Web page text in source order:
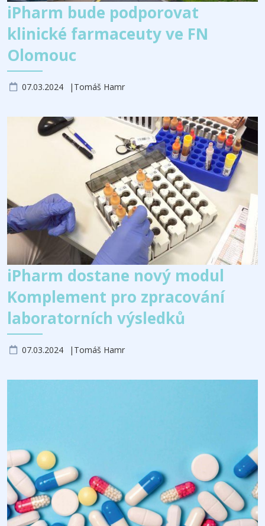
iPharm bude podporovat
klinické farmaceuty ve FN
Olomouc
07.03.2024 Tomáš Hamr
iPharm dostane nový modul
Komplement pro zpracování
laboratorních výsledků
07.03.2024 Tomáš Hamr